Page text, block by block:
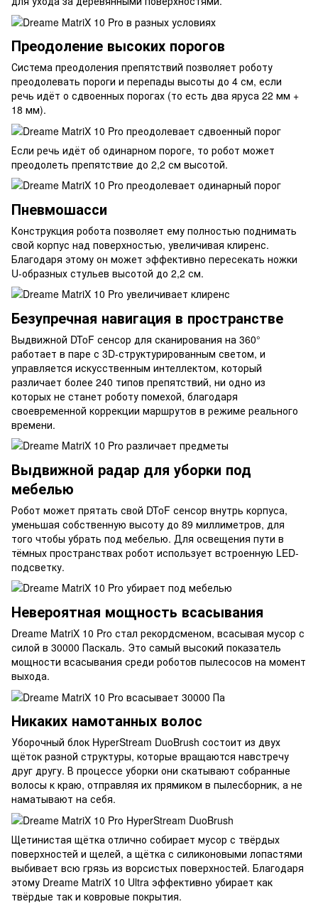
Преодоление высоких порогов
Система преодоления препятствий позволяет роботу
преодолевать пороги и перепады высоты до 4 см, если
речь идёт о сдвоенных порогах (то есть два яруса 22 мм +
18 мм).
Если речь идёт об одинарном пороге, то робот может
преодолеть препятствие до 2,2 см высотой.
Пневмошасси
Конструкция робота позволяет ему полностью поднимать
свой корпус над поверхностью, увеличивая клиренс.
Благодаря этому он может эффективно пересекать ножки
U-образных стульев высотой до 2,2 см.
Безупречная навигация в пространстве
Выдвижной DToF сенсор для сканирования на 360°
работает в паре с 3D-структурированным светом, и
управляется искусственным интеллектом, который
различает более 240 типов препятствий, ни одно из
которых не станет роботу помехой, благодаря
своевременной коррекции маршрутов в режиме реального
времени.
Выдвижной радар для уборки под
мебелью
Робот может прятать свой DToF сенсор внутрь корпуса,
уменьшая собственную высоту до 89 миллиметров, для
того чтобы убрать под мебелью. Для освещения пути в
тёмных пространствах робот использует встроенную LED-
подсветку.
Невероятная мощность всасывания
Dreame MatriX 10 Pro стал рекордсменом, всасывая мусор с
силой в 30000 Паскаль. Это самый высокий показатель
мощности всасывания среди роботов пылесосов на момент
выхода.
Никаких намотанных волос
Уборочный блок HyperStream DuoBrush состоит из двух
щёток разной структуры, которые вращаются навстречу
друг другу. В процессе уборки они скатывают собранные
волосы к краю, отправляя их прямиком в пылесборник, а не
наматывают на себя.
Щетинистая щётка отлично собирает мусор с твёрдых
поверхностей и щелей, а щётка с силиконовыми лопастями
выбивает всю грязь из ворсистых поверхностей. Благодаря
этому Dreame MatriX 10 Ultra эффективно убирает как
твёрдые так и ковровые покрытия.